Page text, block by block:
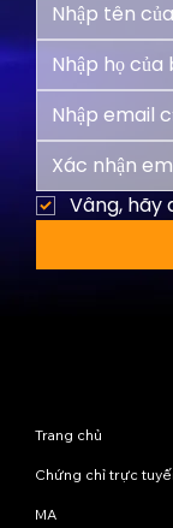
Vâng, hãy
Trang chủ
Chứng chỉ trực
MA